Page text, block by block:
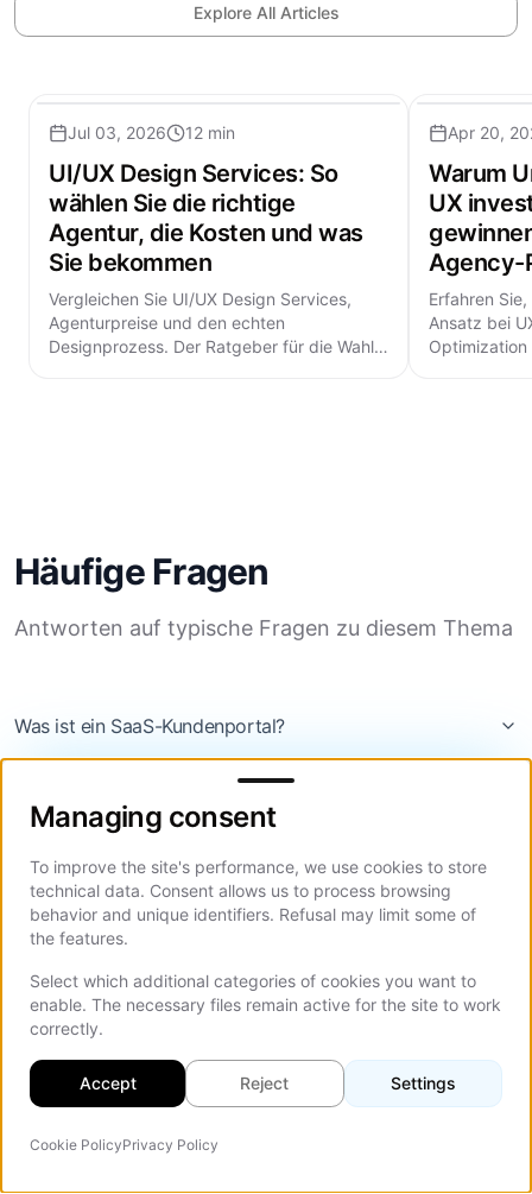
Explore All Articles
Jul 03, 2026 12 min
UI/UX Design Services: So
wählen Sie die richtige
Agentur, die Kosten und was
Sie bekommen
Vergleichen Sie UI/UX Design Services,
Agenturpreise und den echten
Designprozess. Der Ratgeber für die Wahl
Apr 20,
Warum
UX
Agency-
Erfahren
Ansatz bei
Häufige Fragen
Antworten auf typische Fragen zu diesem Thema
Was ist ein SaaS-Kundenportal?
für die Kundenbindung?
Welche 8 UX-Muster fördern die Bindung von SaaS-
Portalen?
Wie viel kostet die Gestaltung eines SaaS-
Kundenportals?
Welche mandantenfähige Architektur sollte ich für mein
SaaS-Portal wählen?
Managing consent
Managing consent
To improve the site's performance, we use cookies to store
technical data. Consent allows us to process browsing
behavior and unique identifiers. Refusal may limit some of
the features.
Select which additional categories of cookies you want to
enable. The necessary files remain active for the site to work
correctly.
Accept Reject Settings
Cookie PolicyPrivacy Policy